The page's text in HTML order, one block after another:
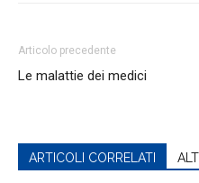
Articolo precedente
Le malattie dei medici
ARTICOLI CORRELATI